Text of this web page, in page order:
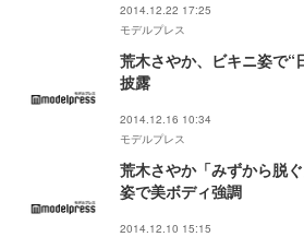
2014.12.22 17:25
モデルプレス
荒木さやか、ビキニ姿で“
披露
2014.12.16 10:34
モデルプレス
荒木さやか「みずから脱
姿で美ボディ強調
2014.12.10 15:15